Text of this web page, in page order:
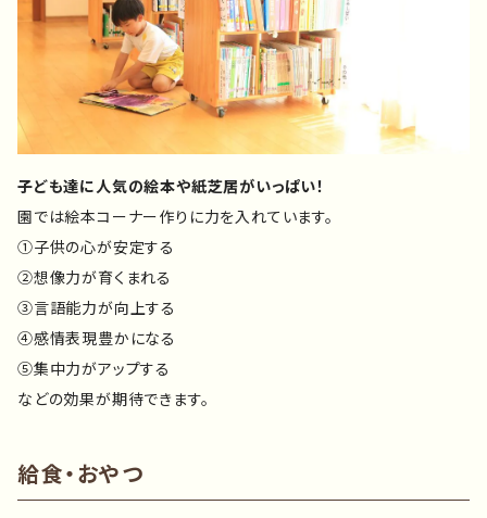
子ども達に人気の絵本や紙芝居がいっぱい！
園では絵本コーナー作りに力を入れています。
①子供の心が安定する
②想像力が育くまれる
③言語能力が向上する
④感情表現豊かになる
⑤集中力がアップする
などの効果が期待できます。
給食・おやつ